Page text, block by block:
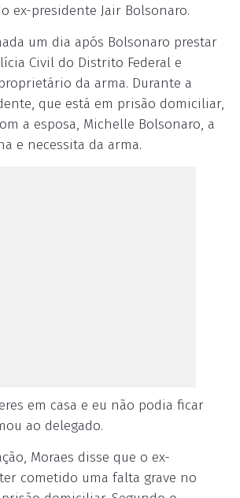
ex-presidente Jair Bolsonaro.
um dia após Bolsonaro prestar
Civil do Distrito Federal e
da arma. Durante a
que está em prisão domiciliar,
a esposa, Michelle Bolsonaro, a
e necessita da arma.
em casa e eu não podia ficar
ao delegado.
Moraes disse que o ex-
cometido uma falta grave no